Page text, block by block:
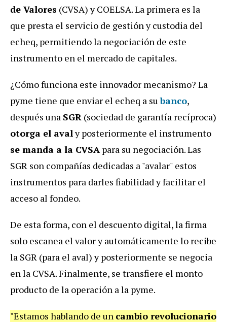
de Valores (CVSA) y COELSA.La primera es la
que presta el servicio de gestión y custodia del
echeq, permitiendo la negociación de este
instrumento en el mercado de capitales.
¿Cómo funciona este innovador mecanismo? La
pyme tiene que enviar el echeq a subanco,
después una SGR (sociedad de garantía recíproca)
otorga el avaly posteriormente el instrumento
se manda a la CVSA para su negociación.Las
SGR son compañías dedicadas a "avalar" estos
instrumentos para darles fiabilidad y facilitar el
acceso al fondeo.
De esta forma, con el descuento digital, la firma
solo escanea el valor y automáticamente lo recibe
la SGR (para el aval) y posteriormente se negocia
en la CVSA. Finalmente, se transfiere el monto
producto de la operación a la pyme.
"Estamos hablando de un cambio revolucionario